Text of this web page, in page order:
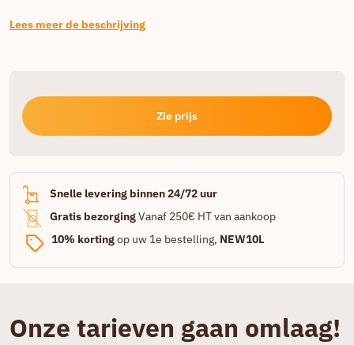
Lees meer de beschrijving
Zie prijs
Snelle levering binnen 24/72 uur
Gratis bezorgingVanaf 250€ HT van aankoop
10% kortingop uw 1e bestelling, NEW10L
Onze tarieven gaan omlaag!